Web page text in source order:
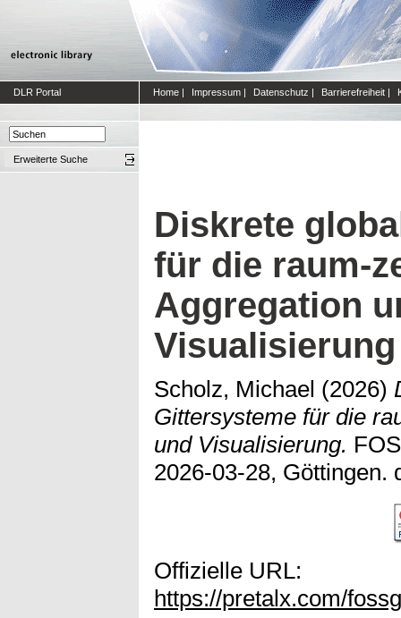
DLR Portal Home | Impressum | Datenschutz | Barrierefreiheit |
Erweiterte Suche
Diskrete
für die raum-
Aggregation
Visualisierung
Scholz, Michael (2026)
Gittersysteme für die
und Visualisierung.
2026-03-28, Göttingen.
Offizielle URL:
https://pretalx.com/